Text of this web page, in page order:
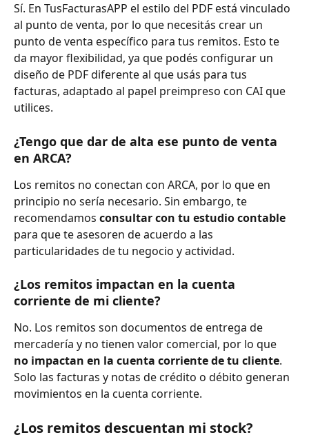
Sí. En TusFacturasAPP el estilo del PDF está vinculado
al punto de venta, por lo que necesitás crear un
punto de venta específico para tus remitos. Esto te
da mayor flexibilidad, ya que podés configurar un
diseño de PDF diferente al que usás para tus
facturas, adaptado al papel preimpreso con CAI que
utilices.
¿Tengo que dar de alta ese punto de venta
en ARCA?
Los remitos no conectan con ARCA, por lo que en
principio no sería necesario. Sin embargo, te
recomendamos consultar con tu estudio contable
para que te asesoren de acuerdo a las
particularidades de tu negocio y actividad.
¿Los remitos impactan en la cuenta
corriente de mi cliente?
No. Los remitos son documentos de entrega de
mercadería y no tienen valor comercial, por lo que
no impactan en la cuenta corriente de tu cliente.
Solo las facturas y notas de crédito o débito generan
movimientos en la cuenta corriente.
¿Los remitos descuentan mi stock?